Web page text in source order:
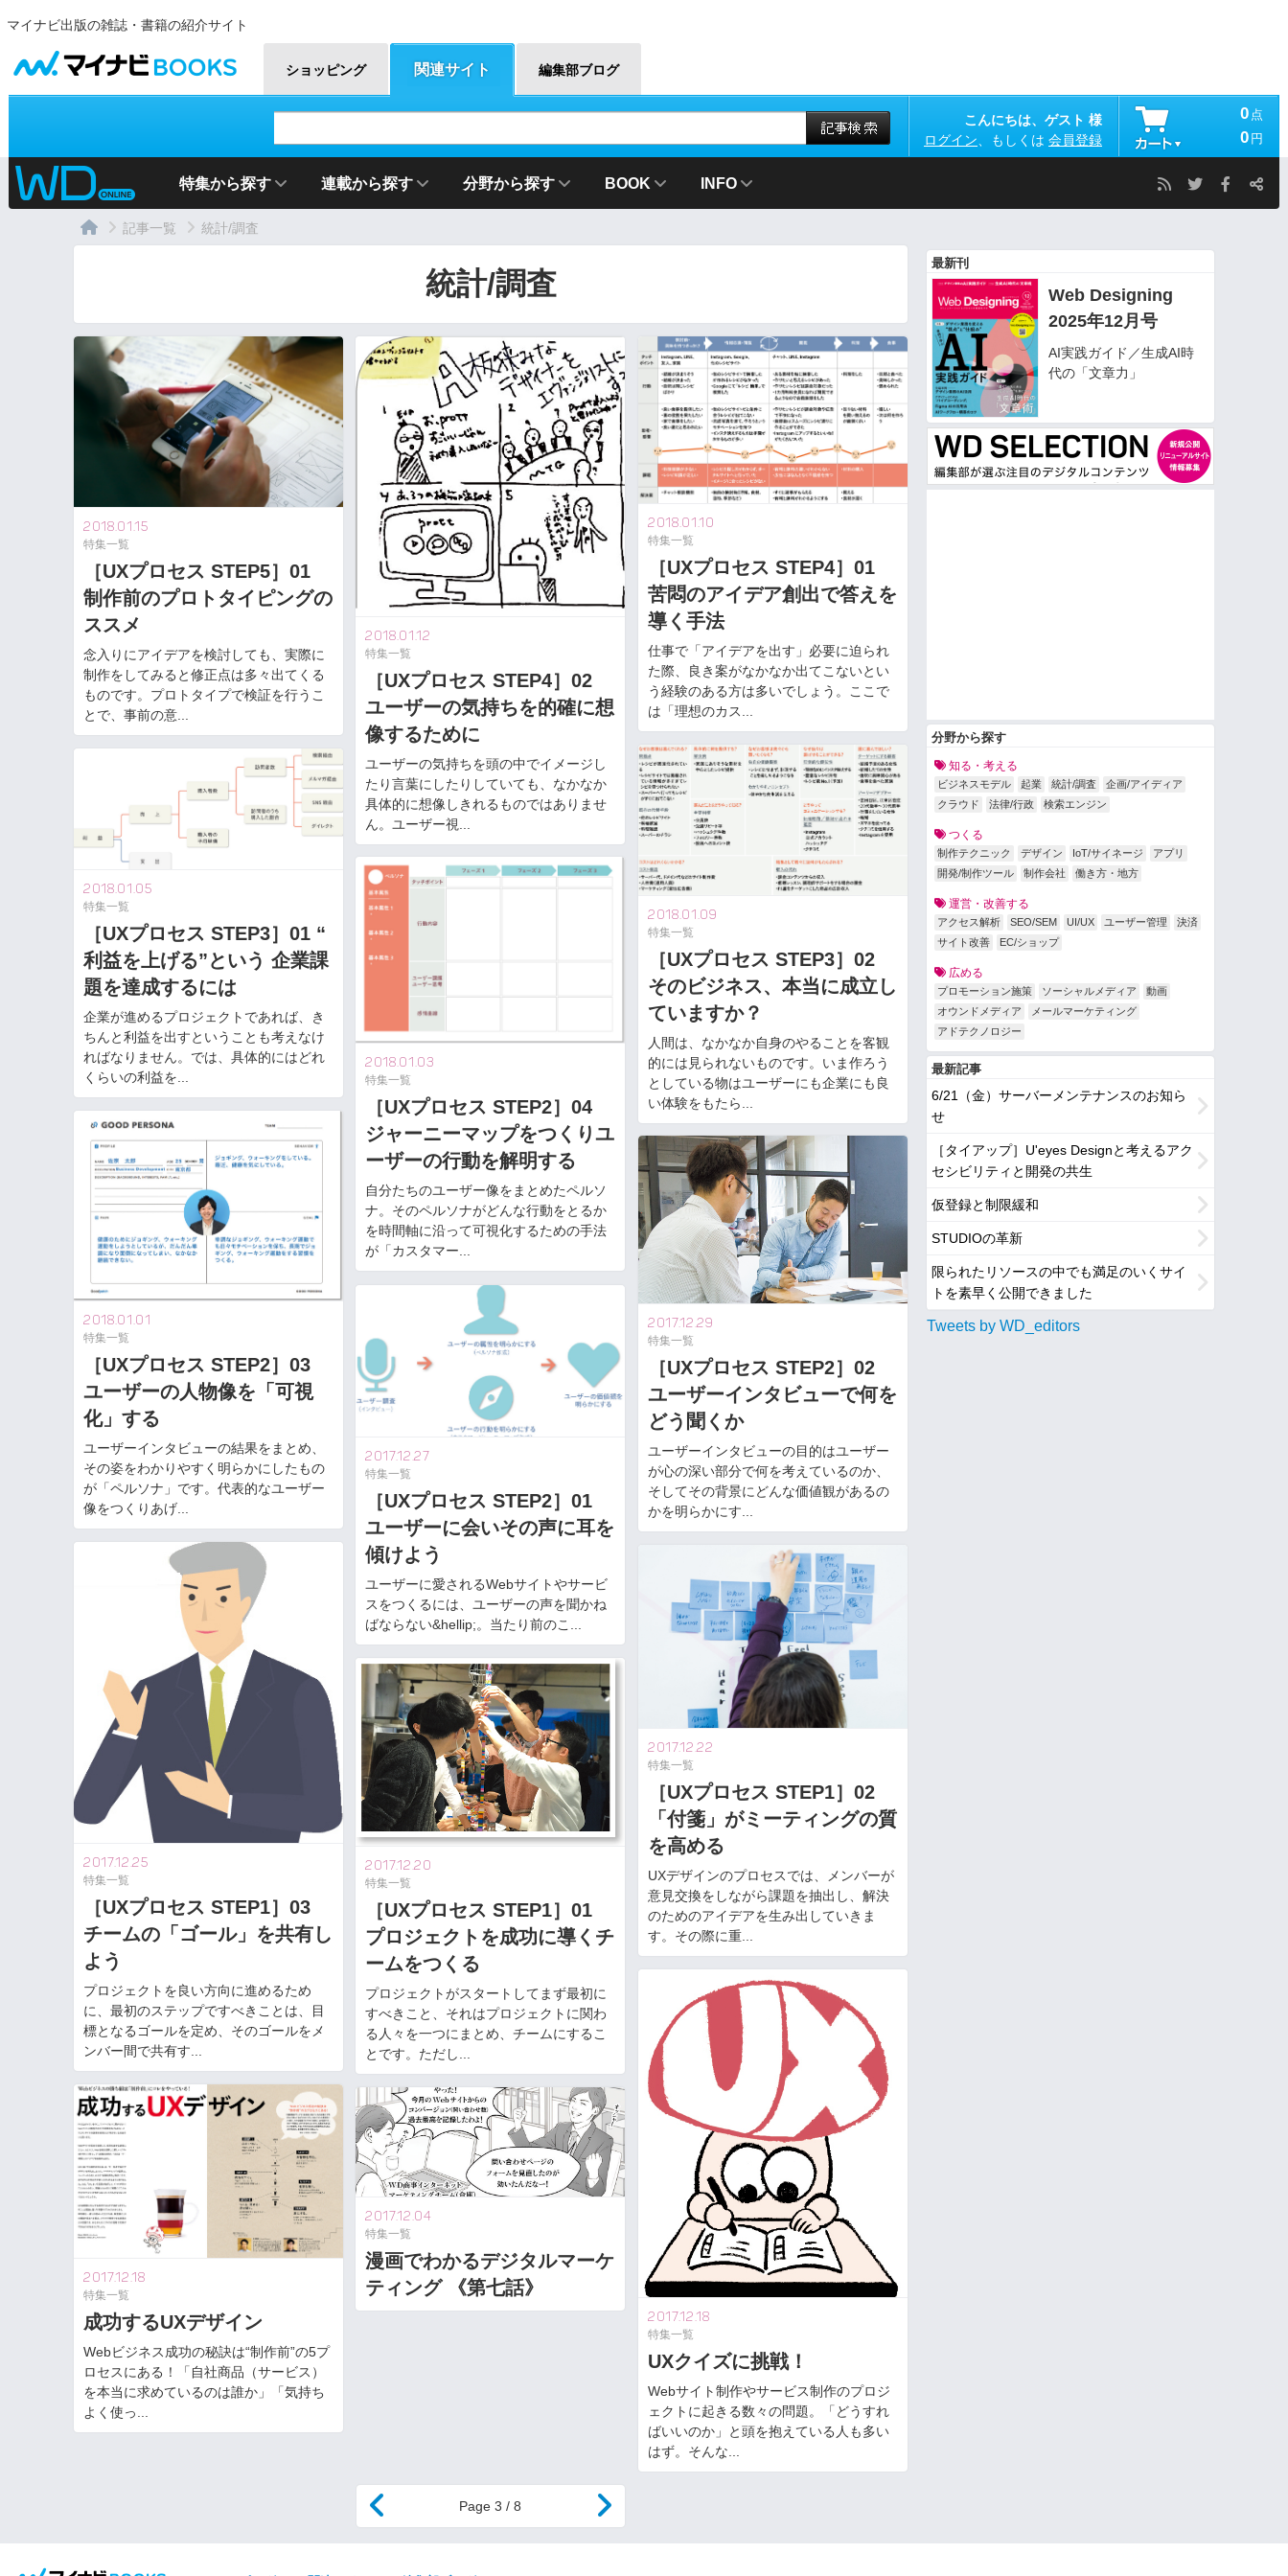
マイナビ出版の雑誌・書籍の紹介サイト
マイナビBOOKS
ショッピング 関連サイト 編集部ブログ
こんにちは、ゲスト 様
ログイン 、もしくは 会員登録
0 点
0 円
特集から探す 連載から探す 分野から探す BOOK INFO
記事一覧 統計/調査
統計/調査
2018.01.15
特集一覧
［UXプロセス STEP5］01
制作前のプロトタイピングの
ススメ
念入りにアイデアを検討しても、実際に
制作をしてみると修正点は多々出てくる
ものです。プロトタイプで検証を行うこ
とで、事前の意...
2018.01.12
特集一覧
［UXプロセス STEP4］02
ユーザーの気持ちを的確に想
像するために
ユーザーの気持ちを頭の中でイメージし
たり言葉にしたりしていても、なかなか
具体的に想像しきれるものではありませ
ん。ユーザー視...
2018.01.10
特集一覧
［UXプロセス STEP4］01
苦悶のアイデア創出で答えを
導く手法
仕事で「アイデアを出す」必要に迫られ
た際、良き案がなかなか出てこないとい
う経験のある方は多いでしょう。ここで
は「理想のカス...
2018.01.09
特集一覧
［UXプロセス STEP3］02
そのビジネス、本当に成立し
ていますか？
人間は、なかなか自身のやることを客観
的には見られないものです。いま作ろう
としている物はユーザーにも企業にも良
い体験をもたら...
2018.01.05
特集一覧
［UXプロセス STEP3］01 “
利益を上げる”という 企業課
題を達成するには
企業が進めるプロジェクトであれば、き
ちんと利益を出すということも考えなけ
ればなりません。では、具体的にはどれ
くらいの利益を...
2018.01.03
特集一覧
［UXプロセス STEP2］04
ジャーニーマップをつくりユ
ーザーの行動を解明する
自分たちのユーザー像をまとめたペルソ
ナ。そのペルソナがどんな行動をとるか
を時間軸に沿って可視化するための手法
が「カスタマー...
2018.01.01
特集一覧
［UXプロセス STEP2］03
ユーザーの人物像を「可視
化」する
ユーザーインタビューの結果をまとめ、
その姿をわかりやすく明らかにしたもの
が「ペルソナ」です。代表的なユーザー
像をつくりあげ...
2017.12.29
特集一覧
［UXプロセス STEP2］02
ユーザーインタビューで何を
どう聞くか
ユーザーインタビューの目的はユーザー
が心の深い部分で何を考えているのか、
そしてその背景にどんな価値観があるの
かを明らかにす...
2017.12.27
特集一覧
［UXプロセス STEP2］01
ユーザーに会いその声に耳を
傾けよう
ユーザーに愛されるWebサイトやサービ
スをつくるには、ユーザーの声を聞かね
ばならない&hellip;。当たり前のこ...
2017.12.25
特集一覧
［UXプロセス STEP1］03
チームの「ゴール」を共有し
よう
プロジェクトを良い方向に進めるため
に、最初のステップですべきことは、目
標となるゴールを定め、そのゴールをメ
ンバー間で共有す...
2017.12.22
特集一覧
［UXプロセス STEP1］02
「付箋」がミーティングの質
を高める
UXデザインのプロセスでは、メンバーが
意見交換をしながら課題を抽出し、解決
のためのアイデアを生み出していきま
す。その際に重...
2017.12.20
特集一覧
［UXプロセス STEP1］01
プロジェクトを成功に導くチ
ームをつくる
プロジェクトがスタートしてまず最初に
すべきこと、それはプロジェクトに関わ
る人々を一つにまとめ、チームにするこ
とです。ただし...
2017.12.18
特集一覧
UXクイズに挑戦！
Webサイト制作やサービス制作のプロジ
ェクトに起きる数々の問題。「どうすれ
ばいいのか」と頭を抱えている人も多い
はず。そんな...
2017.12.18
特集一覧
成功するUXデザイン
Webビジネス成功の秘訣は“制作前”の5プ
ロセスにある！「自社商品（サービス）
を本当に求めているのは誰か」「気持ち
よく使っ...
2017.12.04
特集一覧
漫画でわかるデジタルマーケ
ティング 《第七話》
3 / 8
最新刊
Web Designing
2025年12月号
AI実践ガイド／生成AI時
代の「文章力」
分野から探す
知る・考える
ビジネスモデル 起業 統計/調査
企画/アイディア
クラウド
法律/行政 検索エンジン
つくる
制作テクニック デザイン IoT/サイネージ
アプリ
開発/制作ツール
制作会社 働き方・地方
運営・改善する
アクセス解析 SEO/SEM UI/UX ユーザー管理
決済
サイト改善
EC/ショップ
広める
プロモーション施策 ソーシャルメディア
動画
オウンドメディア
メールマーケティング
アドテクノロジー
最新記事
6/21（金）サーバーメンテナンスのお知ら
せ
［タイアップ］U'eyes Designと考えるアク
セシビリティと開発の共生
仮登録と制限緩和
STUDIOの革新
限られたリソースの中でも満足のいくサイ
トを素早く公開できました
Tweets by WD_editors